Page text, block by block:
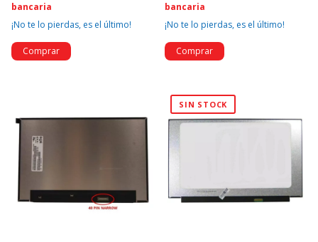
bancaria
¡No te lo pierdas, es el último!
bancaria
¡No te lo pierdas, es el último!
SIN STOCK